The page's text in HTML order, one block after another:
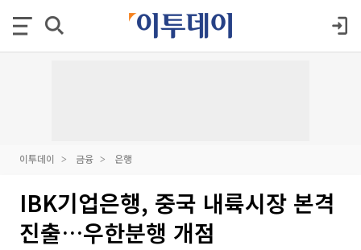
이투데이 금융 은행
IBK기업은행, 중국 내륙시장 본격
진출…우한분행 개점